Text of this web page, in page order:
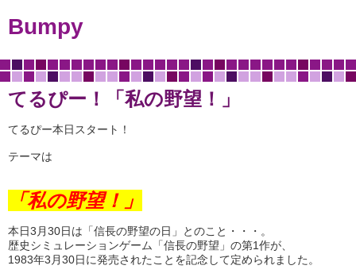
Bumpy
てるぴー！「私の野望！」
てるぴー本日スタート！
テーマは
「私の野望！ 」
本日3月30日は「信長の野望の日」とのこと・・・。
歴史シミュレーションゲーム「信長の野望」の第1作が、
1983年3月30日に発売されたことを記念して定められました。